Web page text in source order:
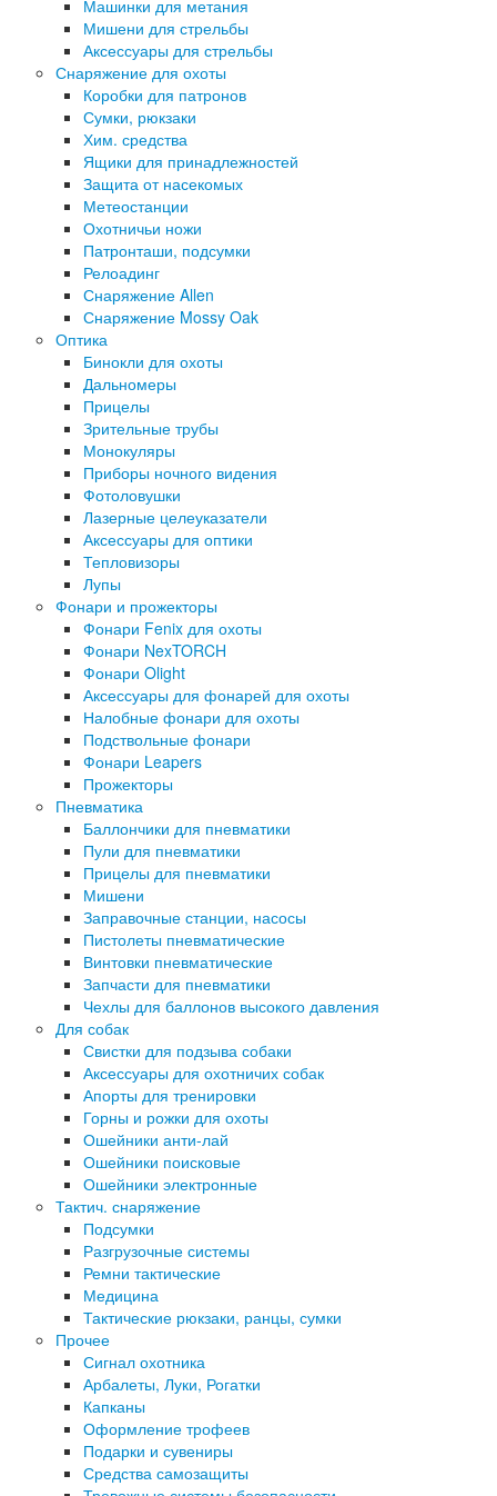
Машинки для метания
Мишени для стрельбы
Аксессуары для стрельбы
Снаряжение для охоты
Коробки для патронов
Сумки, рюкзаки
Хим. средства
Ящики для принадлежностей
Защита от насекомых
Метеостанции
Охотничьи ножи
Патронташи, подсумки
Релоадинг
Снаряжение Allen
Снаряжение Mossy Oak
Оптика
Бинокли для охоты
Дальномеры
Прицелы
Зрительные трубы
Монокуляры
Приборы ночного видения
Фотоловушки
Лазерные целеуказатели
Аксессуары для оптики
Тепловизоры
Лупы
Фонари и прожекторы
Фонари Fenix для охоты
Фонари NexTORCH
Фонари Olight
Аксессуары для фонарей для охоты
Налобные фонари для охоты
Подствольные фонари
Фонари Leapers
Прожекторы
Пневматика
Баллончики для пневматики
Пули для пневматики
Прицелы для пневматики
Мишени
Заправочные станции, насосы
Пистолеты пневматические
Винтовки пневматические
Запчасти для пневматики
Чехлы для баллонов высокого давления
Для собак
Свистки для подзыва собаки
Аксессуары для охотничих собак
Апорты для тренировки
Горны и рожки для охоты
Ошейники анти-лай
Ошейники поисковые
Ошейники электронные
Тактич. снаряжение
Подсумки
Разгрузочные системы
Ремни тактические
Медицина
Тактические рюкзаки, ранцы, сумки
Прочее
Сигнал охотника
Арбалеты, Луки, Рогатки
Капканы
Оформление трофеев
Подарки и сувениры
Средства самозащиты